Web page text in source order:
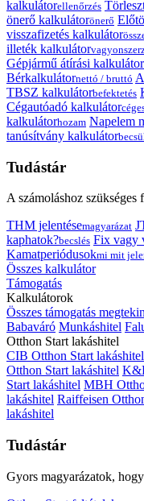
kalkulátorellenőrzés
önerő kalkulátorönerő
visszafizetés kalkulátor
illeték kalkulátor
Gépjármű átírási kalkulátor
Bérkalkulátornettó / bruttó
TBSZ kalkulátorbefektetés
Cégautóadó kalkulátor
kalkulátorhozam Napelem
tanúsítvány kalkulátor
Tudástár
A számoláshoz
THM jelentésemagyarázat
kaphatok?becslés Fix vagy
Kamatperiódusokmi mit
Összes kalkulátor
Támogatás
Kalkulátorok
Összes támogatás
Babaváró Munkáshitel
Otthon Start lakáshitel
CIB Otthon Start lakáshitel
Otthon Start lakáshitel
Start lakáshitel MBH
lakáshitel Raiffeisen
lakáshitel
Tudástár
Gyors magyarázatok,